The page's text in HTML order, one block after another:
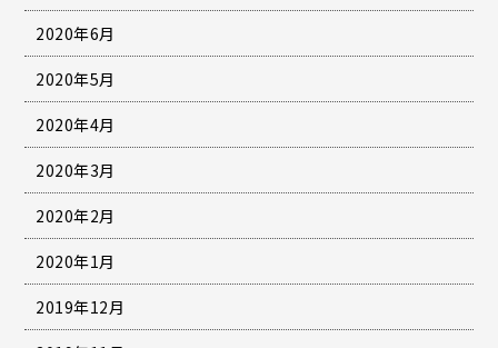
2020年6月
2020年5月
2020年4月
2020年3月
2020年2月
2020年1月
2019年12月